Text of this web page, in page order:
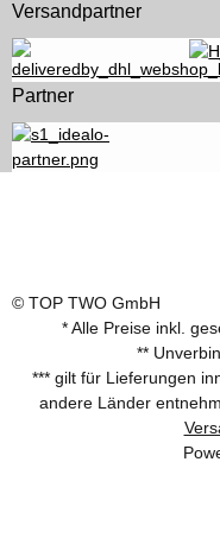
Versandpartner
Partner
© TOP TWO GmbH
* Alle Preise inkl.
**
*** gilt für Lieferungen
andere Länder